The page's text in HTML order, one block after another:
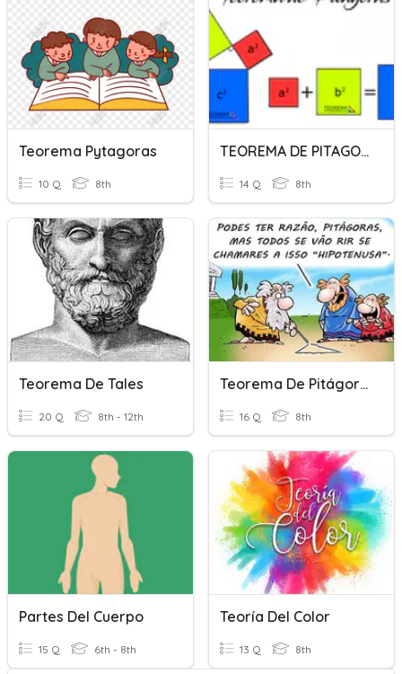
Teorema Pytagoras
10 Q 8th
TEOREMA DE PITAGORAS
14 Q 8th
Teorema De Tales
20 Q 8th - 12th
Teorema De Pitágoras
16 Q 8th
Partes Del Cuerpo
15 Q 6th - 8th
Teoría Del Color
13 Q 8th